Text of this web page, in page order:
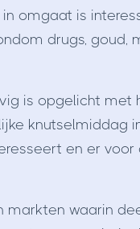
omgaat is
drugs, goud,
is opgelicht met
knutselmiddag
en er
waarin